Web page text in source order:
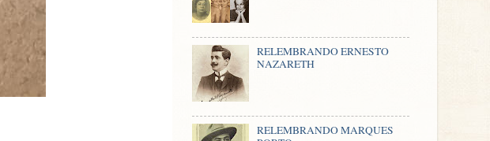
RELEMBRANDO ERNESTO
NAZARETH
RELEMBRANDO MARQUES